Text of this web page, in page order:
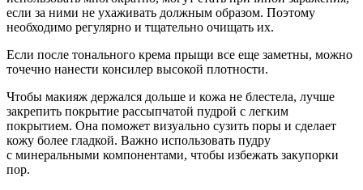
если за ними не ухаживать должным образом. Поэтому
необходимо регулярно и тщательно очищать их.
Если после тонального крема прыщи все еще заметны, можно
точечно нанести консилер высокой плотности.
Чтобы макияж держался дольше и кожа не блестела, лучше
закрепить покрытие рассыпчатой пудрой с легким
покрытием. Она поможет визуально сузить поры и сделает
кожу более гладкой. Важно использовать пудру
с минеральными компонентами, чтобы избежать закупорки
пор.